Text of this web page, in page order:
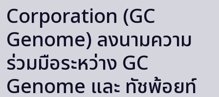
Corporation (GC
Genome) ลงนามความ
ร่วมมือระหว่าง GC
Genome และ ทัชพ้อยท์